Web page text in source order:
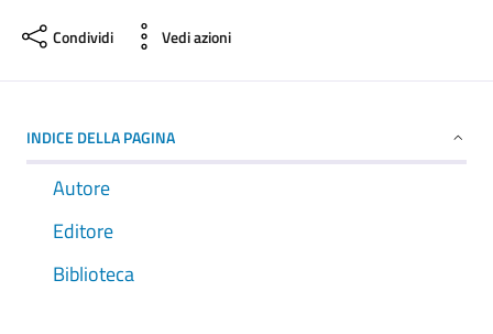
Condividi Vedi azioni
INDICE DELLA PAGINA
Autore
Editore
Biblioteca